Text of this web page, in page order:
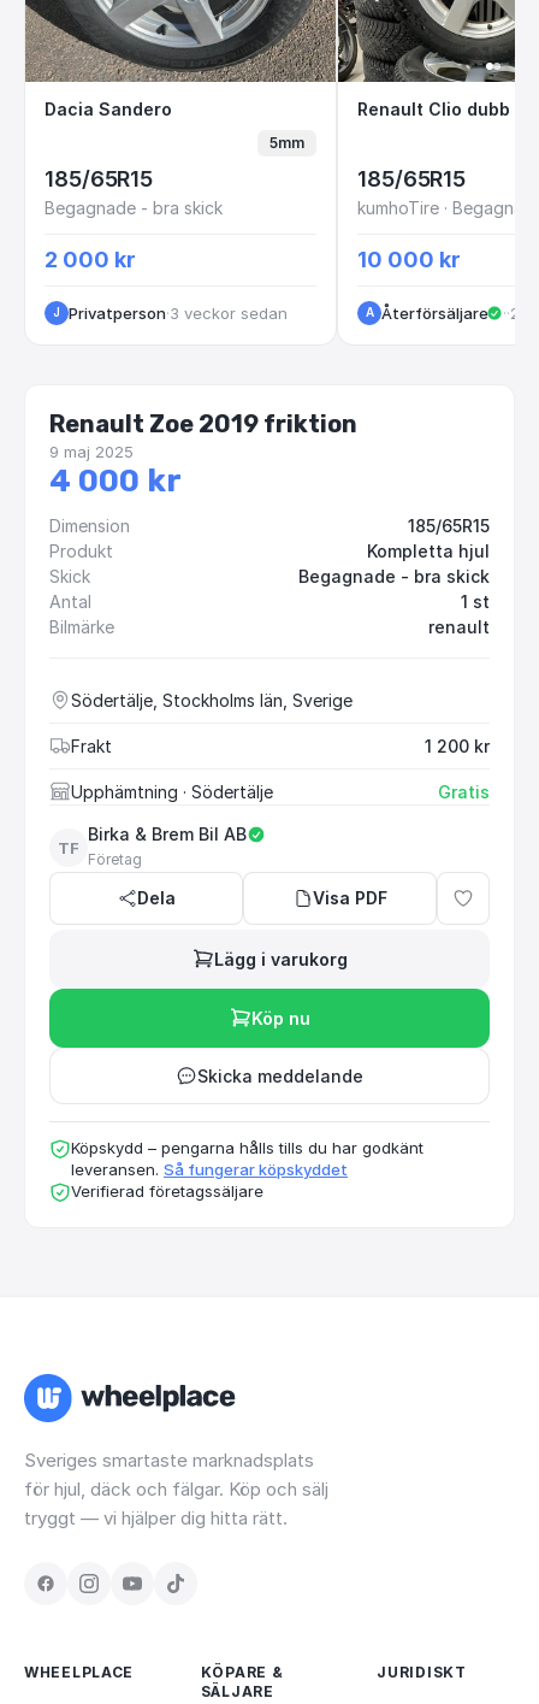
Dacia Sandero
Dacia Sandero
5mm
185/65R15
Begagnade - bra skick
2 000 kr
J Privatperson·3 veckor sedan
Renault Clio
185/65R15
10 000 kr
A Återförsäljare ··2
Renault Zoe 2019 friktion
9 maj 2025
4 000 kr
Dimension
185/65R15
Produkt
Kompletta hjul
Skick
Begagnade - bra skick
Antal
1 st
Bilmärke
renault
Södertälje, Stockholms län, Sverige
Frakt 1 200 kr
Upphämtning · Södertälje Gratis
TF
Birka & Brem Bil AB
Företag
Dela Visa PDF
Lägg i varukorg
Köp nu
Skicka meddelande
Köpskydd – pengarna hålls tills du har godkänt
leveransen. Så fungerar köpskyddet
Verifierad företagssäljare
Sveriges smartaste marknadsplats
för hjul, däck och fälgar. Köp och sälj
tryggt — vi hjälper dig hitta rätt.
WHEELPLACE
KÖPARE &
SÄLJARE
JURIDISKT